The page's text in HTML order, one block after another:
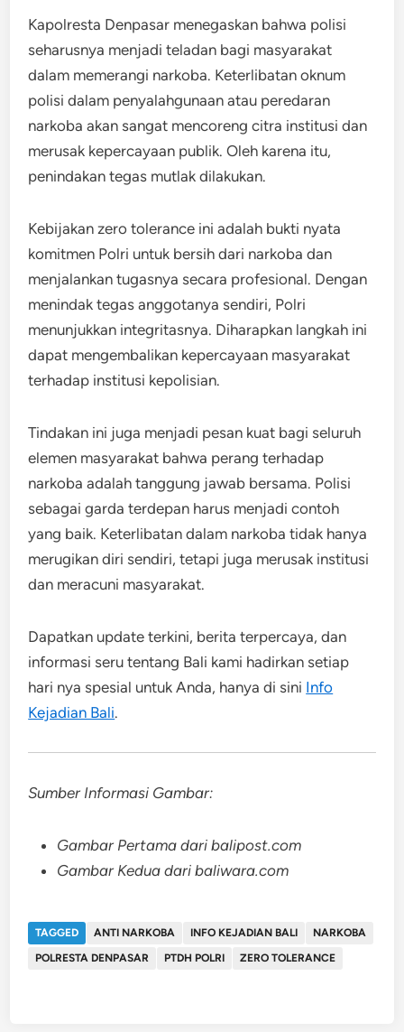
Kapolresta Denpasar menegaskan bahwa polisi
seharusnya menjadi teladan bagi masyarakat
dalam memerangi narkoba. Keterlibatan oknum
polisi dalam penyalahgunaan atau peredaran
narkoba akan sangat mencoreng citra institusi dan
merusak kepercayaan publik. Oleh karena itu,
penindakan tegas mutlak dilakukan.
​Kebijakan zero tolerance ini adalah bukti nyata
komitmen Polri untuk bersih dari narkoba dan
menjalankan tugasnya secara profesional.​ Dengan
menindak tegas anggotanya sendiri, Polri
menunjukkan integritasnya. Diharapkan langkah ini
dapat mengembalikan kepercayaan masyarakat
terhadap institusi kepolisian.
Tindakan ini juga menjadi pesan kuat bagi seluruh
elemen masyarakat bahwa perang terhadap
narkoba adalah tanggung jawab bersama. Polisi
sebagai garda terdepan harus menjadi contoh
yang baik. Keterlibatan dalam narkoba tidak hanya
merugikan diri sendiri, tetapi juga merusak institusi
dan meracuni masyarakat.
Dapatkan update terkini, berita terpercaya, dan
informasi seru tentang Bali kami hadirkan setiap
hari nya spesial untuk Anda, hanya di sini Info
Kejadian Bali.
Sumber Informasi Gambar:
Gambar Pertama dari balipost.com
Gambar Kedua dari baliwara.com
TAGGED ANTI NARKOBA INFO KEJADIAN BALI
NARKOBA
POLRESTA DENPASAR
PTDH POLRI ZERO TOLERANCE